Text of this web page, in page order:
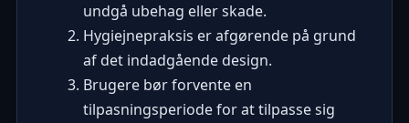
undgå ubehag eller skade.
Hygiejnepraksis er afgørende på grund
af det indadgående design.
Brugere bør forvente en
tilpasningsperiode for at tilpasse sig